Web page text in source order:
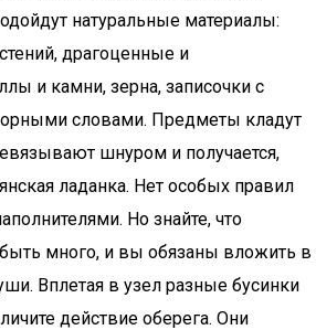
натуральные материалы:
драгоценные и
и камни, зерна, записочки с
словами. Предметы кладут
шнуром и получается,
ладанка. Нет особых правил
Но знайте, что
много, и вы обязаны вложить в
Вплетая в узел разные бусинки
действие оберега. Они